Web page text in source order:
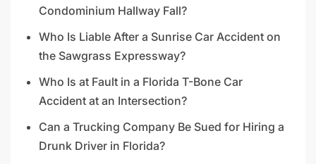
Condominium Hallway Fall?
Who Is Liable After a Sunrise Car Accident on
the Sawgrass Expressway?
Who Is at Fault in a Florida T-Bone Car
Accident at an Intersection?
Can a Trucking Company Be Sued for Hiring a
Drunk Driver in Florida?